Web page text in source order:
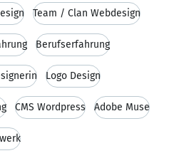
Team / Clan Webdesign
Berufserfahrung
Logo Design
CMS Wordpress Adobe Muse